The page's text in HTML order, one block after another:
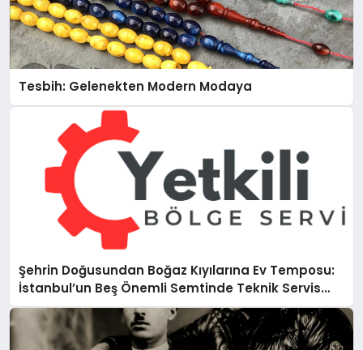
Tesbih: Gelenekten Modern Modaya
Şehrin Doğusundan Boğaz Kıyılarına Ev Temposu:
İstanbul’un Beş Önemli Semtinde Teknik Servis
Deneyimi